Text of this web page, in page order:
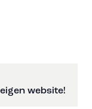
website!